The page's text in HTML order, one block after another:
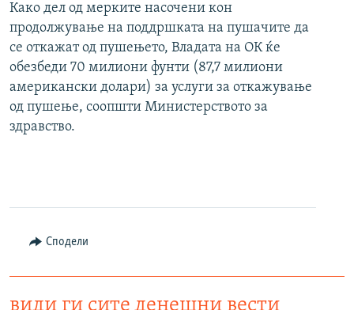
Како дел од мерките насочени кон
продолжување на поддршката на пушачите да
се откажат од пушењето, Владата на ОК ќе
обезбеди 70 милиони фунти (87,7 милиони
американски долари) за услуги за откажување
од пушење, соопшти Министерството за
здравство.
Сподели